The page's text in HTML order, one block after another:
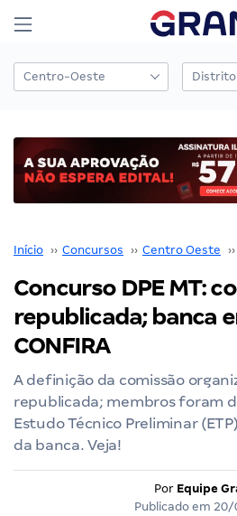
Início ›› Concursos ›› Centro Oeste ››
Concurso DPE MT:
republicada; banca
CONFIRA
A definição da comissão
republicada; membros foram
Estudo Técnico Preliminar
da banca. Veja!
Por Equipe
Publicado em 20/